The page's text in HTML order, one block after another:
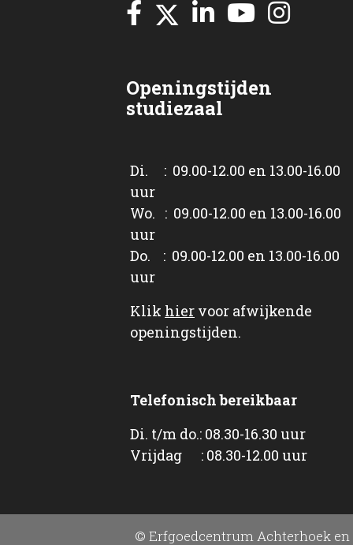
Openingstijden
studiezaal
Di. : 09.00-12.00 en 13.00-16.00
uur
Wo. : 09.00-12.00 en 13.00-16.00
uur
Do. : 09.00-12.00 en 13.00-16.00
uur
Klik hier voor afwijkende
openingstijden.
Telefonisch bereikbaar
Di. t/m do.: 08.30-16.30 uur
Vrijdag : 08.30-12.00 uur
© Erfgoedcentrum Achterhoek en